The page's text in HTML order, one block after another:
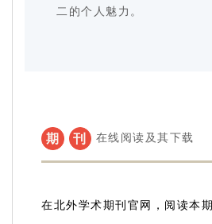
二的个人魅力。
期 刊 在线阅读及其下载
在北外学术期刊官网，阅读本